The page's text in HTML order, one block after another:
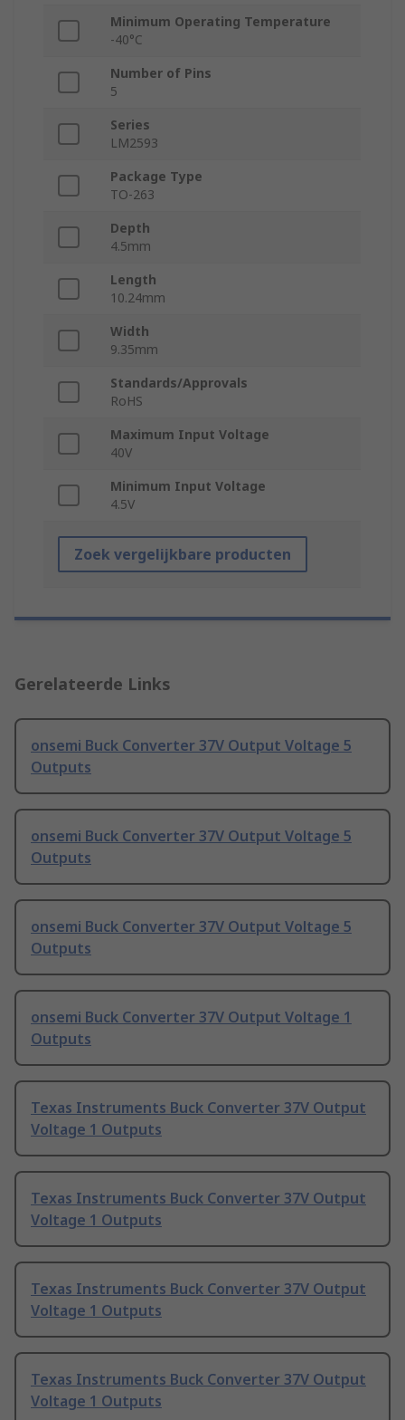
Minimum Operating Temperature
-40°C
Number of Pins
5
Series
LM2593
Package Type
TO-263
Depth
4.5mm
Length
10.24mm
Width
9.35mm
Standards/Approvals
RoHS
Maximum Input Voltage
40V
Minimum Input Voltage
4.5V
Zoek vergelijkbare producten
Gerelateerde Links
onsemi Buck Converter 37V Output Voltage 5
Outputs
onsemi Buck Converter 37V Output Voltage 5
Outputs
onsemi Buck Converter 37V Output Voltage 5
Outputs
onsemi Buck Converter 37V Output Voltage 1
Outputs
Texas Instruments Buck Converter 37V Output
Voltage 1 Outputs
Texas Instruments Buck Converter 37V Output
Voltage 1 Outputs
Texas Instruments Buck Converter 37V Output
Voltage 1 Outputs
Texas Instruments Buck Converter 37V Output
Voltage 1 Outputs